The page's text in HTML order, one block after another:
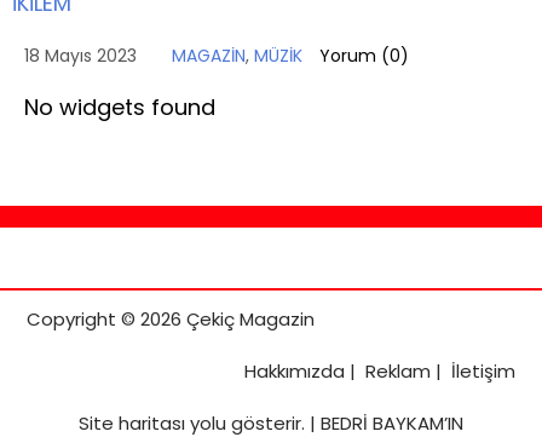
18 Mayıs 2023 MAGAZİN, MÜZİK Yorum (0)
No widgets found
Copyright © 2026 Çekiç Magazin
Hakkımızda | Reklam | İletişim
Site haritasıyolu gösterir. | BEDRİ BAYKAM’IN